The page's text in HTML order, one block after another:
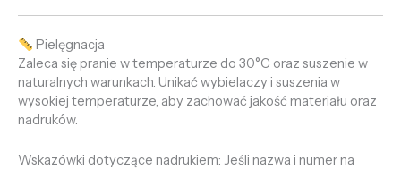
Pielęgnacja
Zaleca się pranie w temperaturze do 30°C oraz suszenie w
naturalnych warunkach. Unikać wybielaczy i suszenia w
wysokiej temperaturze, aby zachować jakość materiału oraz
nadruków.
Wskazówki dotyczące nadrukiem: Jeśli nazwa i numer na